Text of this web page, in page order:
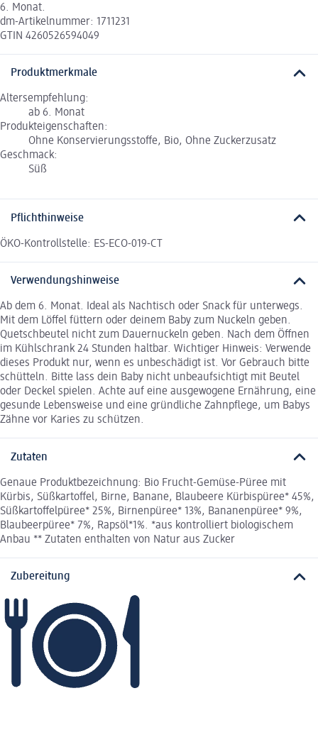
6. Monat.
dm-Artikelnummer: 1711231
GTIN 4260526594049
Produktmerkmale
Altersempfehlung:
ab 6. Monat
Produkteigenschaften:
Ohne Konservierungsstoffe, Bio, Ohne Zuckerzusatz
Geschmack:
Süß
Pflichthinweise
ÖKO-Kontrollstelle: ES-ECO-019-CT
Verwendungshinweise
Ab dem 6. Monat. Ideal als Nachtisch oder Snack für unterwegs.
Mit dem Löffel füttern oder deinem Baby zum Nuckeln geben.
Quetschbeutel nicht zum Dauernuckeln geben. Nach dem Öffnen
im Kühlschrank 24 Stunden haltbar. Wichtiger Hinweis: Verwende
dieses Produkt nur, wenn es unbeschädigt ist. Vor Gebrauch bitte
schütteln. Bitte lass dein Baby nicht unbeaufsichtigt mit Beutel
oder Deckel spielen. Achte auf eine ausgewogene Ernährung, eine
gesunde Lebensweise und eine gründliche Zahnpflege, um Babys
Zähne vor Karies zu schützen.
Zutaten
Genaue Produktbezeichnung: Bio Frucht-Gemüse-Püree mit
Kürbis, Süßkartoffel, Birne, Banane, Blaubeere Kürbispüree* 45%,
Süßkartoffelpüree* 25%, Birnenpüree* 13%, Bananenpüree* 9%,
Blaubeerpüree* 7%, Rapsöl*1%. *aus kontrolliert biologischem
Anbau ** Zutaten enthalten von Natur aus Zucker
Zubereitung